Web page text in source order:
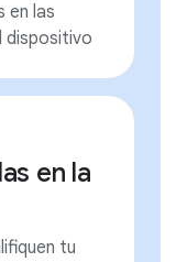
en las
dispositivo
en la
tu